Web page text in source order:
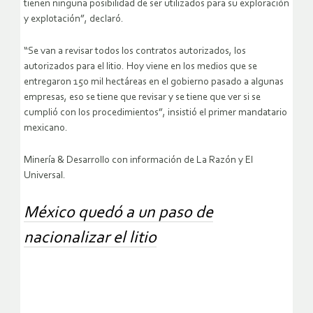
tienen ninguna posibilidad de ser utilizados para su exploración
y explotación”, declaró.
“Se van a revisar todos los contratos autorizados, los
autorizados para el litio. Hoy viene en los medios que se
entregaron 150 mil hectáreas en el gobierno pasado a algunas
empresas, eso se tiene que revisar y se tiene que ver si se
cumplió con los procedimientos”, insistió el primer mandatario
mexicano.
Minería & Desarrollo con información de La Razón y El
Universal.
México quedó a un paso de
nacionalizar el litio